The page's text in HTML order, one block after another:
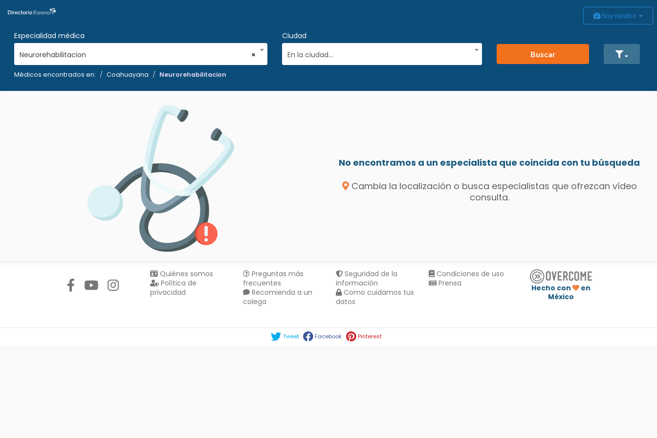
Soy médico
Especialidad médica
×
Neurorehabilitacion
Ciudad
En la ciudad...
Buscar
Médicos encontrados en: Coahuayana Neurorehabilitacion
No encontramos a un especialista que coincida con tu búsqueda
Cambia la localización o busca especialistas que ofrezcan vídeo
consulta.
Quiénes somos
Política de
privacidad
Preguntas más
frecuentes
Recomienda a un
colega
Seguridad de la
información
Como cuidamos tus
datos
Condiciones de uso
Prensa
Hecho con
en
México
Tweet Facebook Pinterest